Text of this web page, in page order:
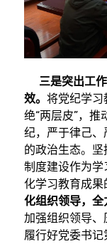
三是突出工作
效。 将党纪学习
绝“两层皮”，
纪，严于律己
的政治生态。
制度建设作为
化学习教育成果
化组织领导，全
加强组织领导
履行好党委书